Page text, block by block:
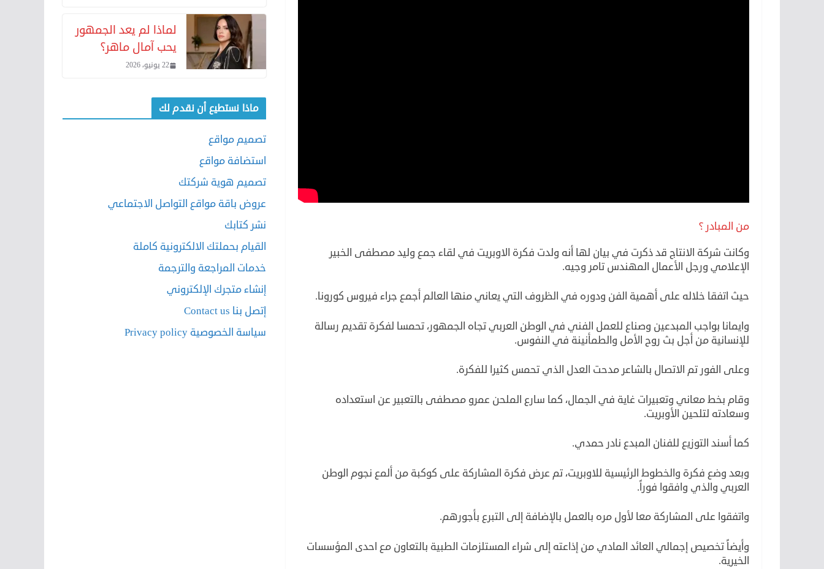
من المبادر ؟
وكانت شركة الانتاج قد ذكرت في بيان لها أنه ولدت فكرة الاوبريت في لقاء جمع وليد مصطفى الخبير
الإعلامي ورجل الأعمال المهندس تامر وجيه.
حيث اتفقا خلاله على أهمية الفن ودوره في الظروف التي يعاني منها العالم أجمع جراء فيروس كورونا.
وايمانا بواجب المبدعين وصناع للعمل الفني في الوطن العربي تجاه الجمهور، تحمسا لفكرة تقديم رسالة
للإنسانية من أجل بث روح الأمل والطمأنينة في النفوس.
وعلى الفور تم الاتصال بالشاعر مدحت العدل الذي تحمس كثيرا للفكرة.
وقام بخط معاني وتعبيرات غاية في الجمال، كما سارع الملحن عمرو مصطفى بالتعبير عن استعداده
وسعادته لتلحين الأوبريت.
كما أسند التوزيع للفنان المبدع نادر حمدي.
وبعد وضع فكرة والخطوط الرئيسية للاوبريت، تم عرض فكرة المشاركة على كوكبة من ألمع نجوم الوطن
العربي والذي وافقوا فوراً.
واتفقوا على المشاركة معا لأول مره بالعمل بالإضافة إلى التبرع بأجورهم.
وأيضاً تخصيص إجمالي العائد المادي من إذاعته إلى شراء المستلزمات الطبية بالتعاون مع احدى المؤسسات
الخيرية.
لماذا لم يعد الجمهور
يحب آمال ماهر؟
22 يونيو، 2026
ماذا نستطيع أن نقدم لك
تصميم مواقع
استضافة مواقع
تصميم هوية شركتك
عروض باقة مواقع التواصل الاجتماعي
نشر كتابك
القيام بحملتك الالكترونية كاملة
خدمات المراجعة والترجمة
إنشاء متجرك الإلكتروني
إتصل بنا Contact us
سياسة الخصوصية Privacy policy